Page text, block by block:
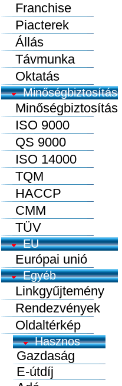
Franchise
Piacterek
Állás
Távmunka
Oktatás
Minőségbiztosítás
Minőségbiztosítás
ISO 9000
QS 9000
ISO 14000
TQM
HACCP
CMM
TÜV
EU
Európai unió
Egyéb
Linkgyűjtemény
Rendezvények
Oldaltérkép